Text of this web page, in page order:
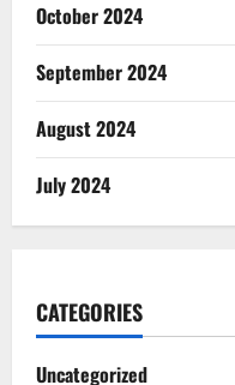
October 2024
September 2024
August 2024
July 2024
CATEGORIES
Uncategorized